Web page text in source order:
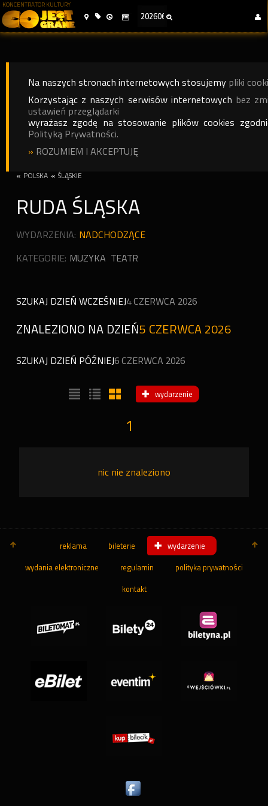
KONCENTRATOR KULTURY
Na naszych stronach internetowych stosujemy pliki
Korzystając z naszych serwisów internetowych bez
ustawień przeglądarki
wyrażasz zgodę na stosowanie plików cookies
Polityką Prywatności.
» ROZUMIEM I AKCEPTUJĘ
« POLSKA « ŚLĄSKIE
RUDA ŚLĄSKA
WYDARZENIA: NADCHODZĄCE
KATEGORIE: MUZYKA TEATR
SZUKAJ DZIEŃ WCZEŚNIEJ4 CZERWCA 2026
ZNALEZIONO NA DZIEŃ5 CZERWCA 2026
SZUKAJ DZIEŃ PÓŹNIEJ6 CZERWCA 2026
wydarzenie
1
nic nie znaleziono
reklama bileterie wydarzenie
wydania elektroniczne regulamin polityka prywatności
kontakt